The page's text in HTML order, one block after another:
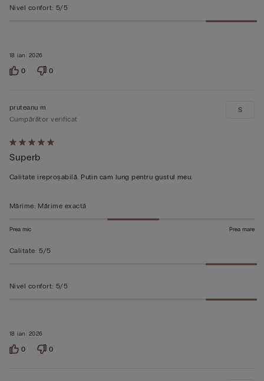
18 ian. 2026
Nivel confort: 5/5
0 0
Evaluat
5
din
18 ian. 2026
pruteanu m
Cumpărător verificat
Superb
Calitate ireproșabilă. Putin cam lung pentru gustul meu.
S
Mărime: Mărime exactă
Prea mic Prea mare
Calitate: 5/5
Nivel confort: 5/5
0 0